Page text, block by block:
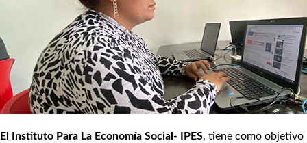
El Instituto Para La Economía Social- IPES, tiene como objetivo